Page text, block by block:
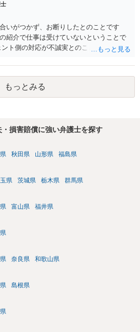
いがつかず、お断りしたとのことです
紹介で仕事は受けていないということで
ト側の対応が不誠実とのことですが、具
相談されてはいかがでしょうか。
もっとみる
損害賠償に強い弁護士を探す
秋田県 山形県 福島県
県 茨城県 栃木県 群馬県
富山県 福井県
奈良県 和歌山県
島根県